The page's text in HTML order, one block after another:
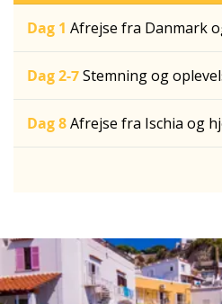
Dag 1 Afrejse fra Danmark
Dag 2-7Stemning og
Dag 8Afrejse fra Ischia og